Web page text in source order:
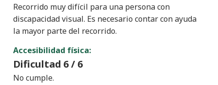
Recorrido muy difícil para una persona con
discapacidad visual. Es necesario contar con ayuda
la mayor parte del recorrido.
Accesibilidad física:
Dificultad 6 / 6
No cumple.